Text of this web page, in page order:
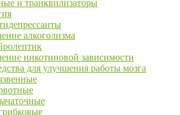
и транквилизаторы
алкоголизма
никотиновой зависимости
для улучшения работы мозга